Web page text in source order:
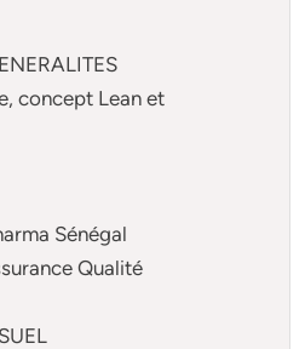
concept Lean et
Sénégal
Qualité